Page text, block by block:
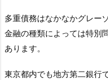
多重債務はなかなかグレー
金融の種類によっては特別
あります。
東京都内でも地方第二銀行